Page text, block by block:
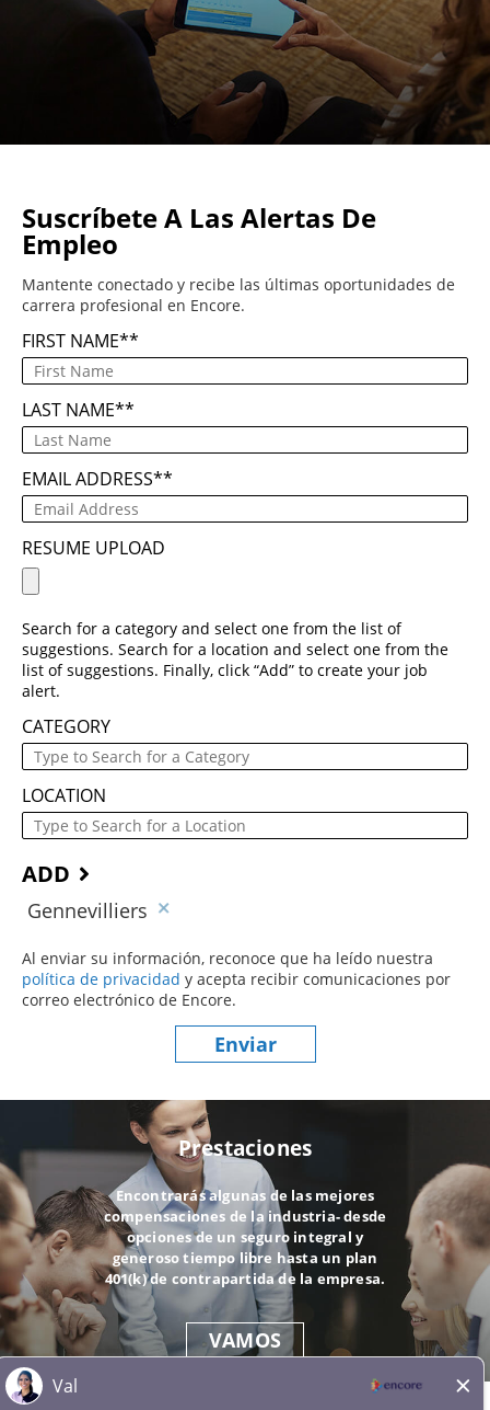
Suscríbete A Las Alertas De
Empleo
Mantente conectado y recibe las últimas oportunidades de
carrera profesional en Encore.
FIRST NAME*
LAST NAME*
EMAIL ADDRESS*
RESUME UPLOAD
Search for a category and select one from the list of
suggestions. Search for a location and select one from the
list of suggestions. Finally, click “Add” to create your job
alert.
CATEGORY
LOCATION
ADD
Gennevilliers
Al enviar su información, reconoce que ha leído nuestra
política de privacidad (este contenido se abre en una nueva
y acepta recibir comunicaciones por
correo electrónico de Encore.
Enviar
Prestaciones
Encontrarás algunas de las mejores
compensaciones de la industria- desde
opciones de un seguro integral y
generoso tiempo libre hasta un plan
401(k) de contrapartida de la empresa.
VAMOS